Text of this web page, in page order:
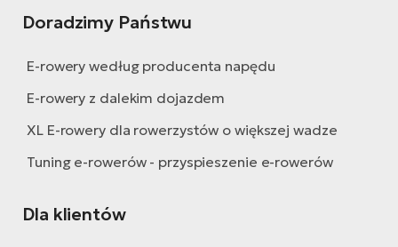
Doradzimy Państwu
E-rowery według producenta napędu
E-rowery z dalekim dojazdem
XL E-rowery dla rowerzystów o większej wadze
Tuning e-rowerów - przyspieszenie e-rowerów
Dla klientów